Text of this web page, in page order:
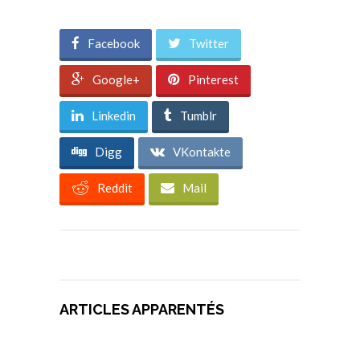
Facebook Twitter
Google+ Pinterest
Linkedin Tumblr
Digg VKontakte
Reddit Mail
ARTICLES APPARENTÉS